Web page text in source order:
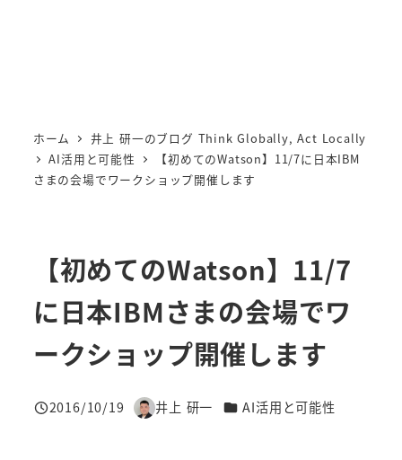
ホーム
井上 研一のブログ Think Globally, Act Locally
AI活用と可能性
【初めてのWatson】11/7に日本IBM
さまの会場でワークショップ開催します
【初めてのWatson】11/7
に日本IBMさまの会場でワ
ークショップ開催します
投稿日
2016/10/19
著
井上 研一 カテゴリー
AI活用と可能性